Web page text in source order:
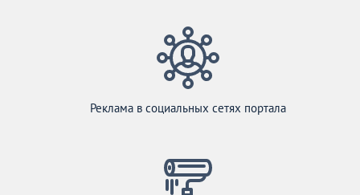
Реклама в социальных сетях портала